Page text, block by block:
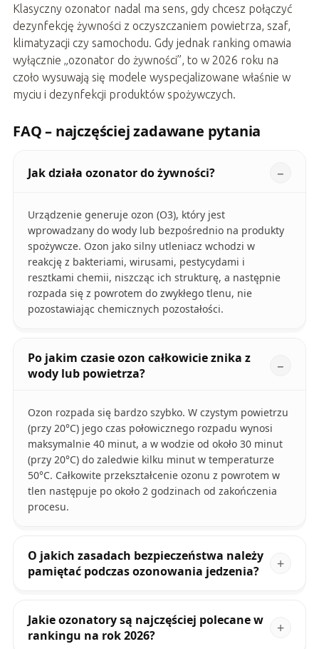
Klasyczny ozonator nadal ma sens, gdy chcesz połączyć
dezynfekcję żywności z oczyszczaniem powietrza, szaf,
klimatyzacji czy samochodu. Gdy jednak ranking omawia
wyłącznie „ozonator do żywności”, to w 2026 roku na
czoło wysuwają się modele wyspecjalizowane właśnie w
myciu i dezynfekcji produktów spożywczych.
FAQ – najczęściej zadawane pytania
Jak działa ozonator do żywności?
Urządzenie generuje ozon (O3), który jest
wprowadzany do wody lub bezpośrednio na produkty
spożywcze. Ozon jako silny utleniacz wchodzi w
reakcję z bakteriami, wirusami, pestycydami i
resztkami chemii, niszcząc ich strukturę, a następnie
rozpada się z powrotem do zwykłego tlenu, nie
pozostawiając chemicznych pozostałości.
Po jakim czasie ozon całkowicie znika z
wody lub powietrza?
Ozon rozpada się bardzo szybko. W czystym powietrzu
(przy 20°C) jego czas połowicznego rozpadu wynosi
maksymalnie 40 minut, a w wodzie od około 30 minut
(przy 20°C) do zaledwie kilku minut w temperaturze
50°C. Całkowite przekształcenie ozonu z powrotem w
tlen następuje po około 2 godzinach od zakończenia
procesu.
O jakich zasadach bezpieczeństwa należy
pamiętać podczas ozonowania jedzenia?
Jakie ozonatory są najczęściej polecane w
rankingu na rok 2026?